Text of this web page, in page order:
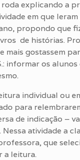
explicando a
em que
propondo que
de histórias.
mais gostassem
informar os
individual ou
para
de indicação –
atividade a
que
a leitura.